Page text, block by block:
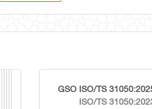
GSO ISO/TS
ISO/TS